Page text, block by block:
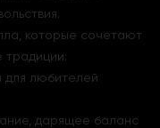
которые сочетают
традиции:
для любителей
дарящее баланс